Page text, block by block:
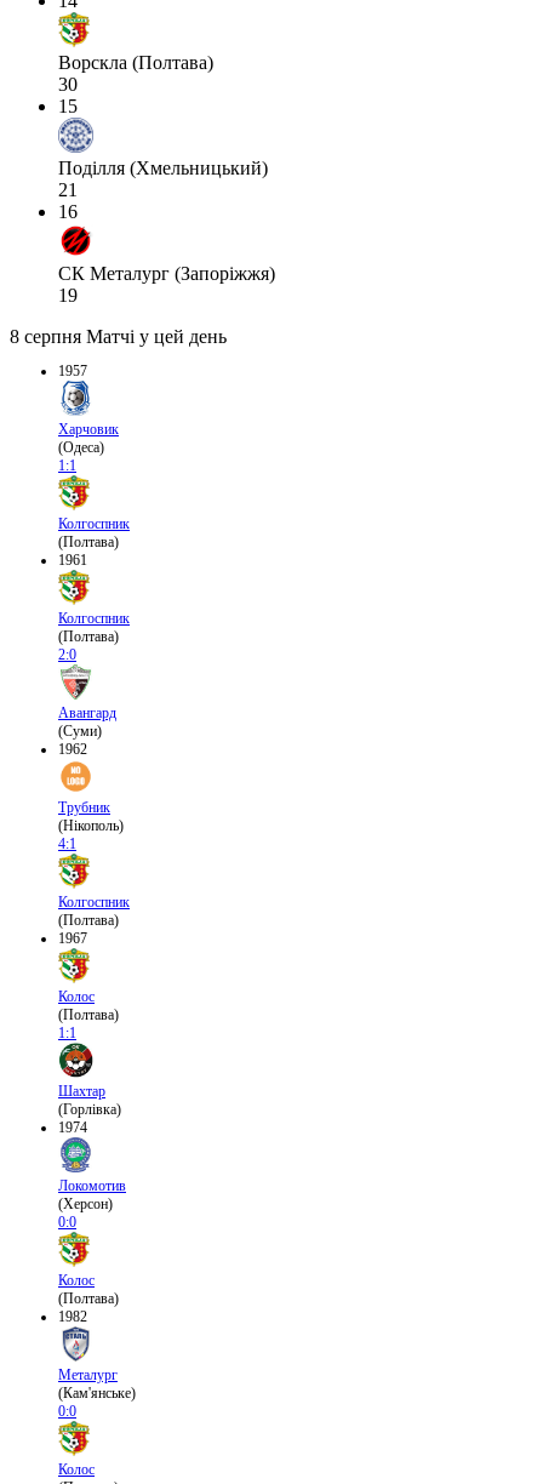
Ворскла (Полтава)
30
15
Поділля (Хмельницький)
21
16
СК Металург (Запоріжжя)
19
8 серпня Матчі у цей день
1957
Харчовик
(Одеса)
1:1
Колгоспник
(Полтава)
1961
Колгоспник
(Полтава)
2:0
Авангард
(Суми)
1962
Трубник
(Нікополь)
4:1
Колгоспник
(Полтава)
1967
Колос
(Полтава)
1:1
Шахтар
(Горлівка)
1974
Локомотив
(Херсон)
0:0
Колос
(Полтава)
1982
Металург
(Кам'янське)
0:0
Колос